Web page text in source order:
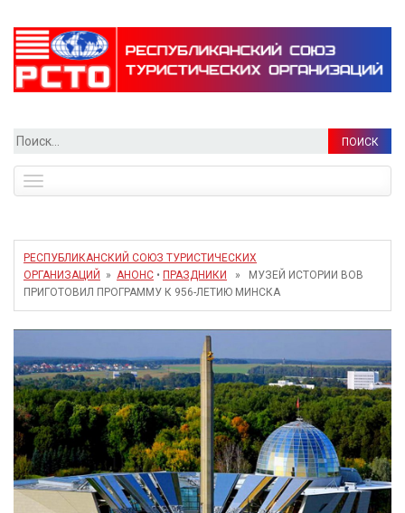
Найти:
navigation
РЕСПУБЛИКАНСКИЙ СОЮЗ ТУРИСТИЧЕСКИХ
ОРГАНИЗАЦИЙ
» АНОНС • ПРАЗДНИКИ
» МУЗЕЙ ИСТОРИИ ВОВ
ПРИГОТОВИЛ ПРОГРАММУ К 956-ЛЕТИЮ МИНСКА